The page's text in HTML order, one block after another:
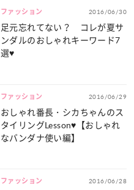
ファッション 2016/06/30
足元忘れてない？ コレが夏サ
ンダルのおしゃれキーワード7
選♥
ファッション 2016/06/29
おしゃれ番長・シカちゃんのス
タイリングLesson♥【おしゃれ
なバンダナ使い編】
ファッション 2016/06/28